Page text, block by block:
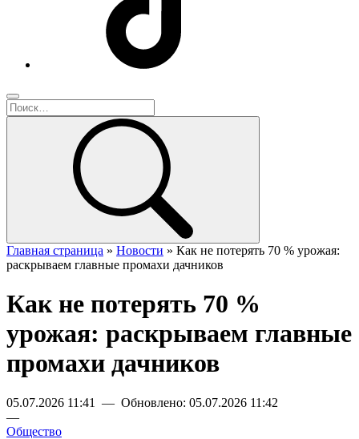
Главная страница » Новости » Как не потерять 70 % урожая:
раскрываем главные промахи дачников
Как не потерять 70 %
урожая: раскрываем главные
промахи дачников
05.07.2026 11:41 — Обновлено: 05.07.2026 11:42
—
Общество